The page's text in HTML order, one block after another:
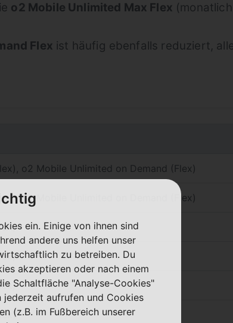
o2 Mobile Unlimited Max Flex
Flex ist häufig ebenfalls reduziert,
o2 Mobile Unlimited on Demand (Flex)
o2 Mobile Unlimited on Demand (Flex)
ein. Einige von ihnen sind
andere uns helfen unser
zu betreiben. Du
akzeptieren oder nach einem
Schaltfläche "Analyse-Cookies"
jederzeit aufrufen und Cookies
(z.B. im Fußbereich unserer